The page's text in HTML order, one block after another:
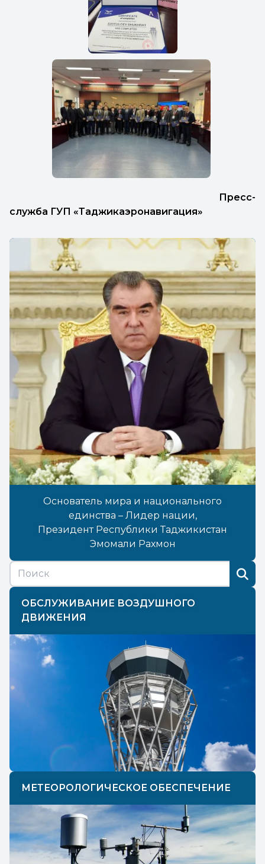
Пресс-
служба ГУП «Таджикаэронавигация»
Основатель мира и национального
единства – Лидер нации,
Президент Республики Таджикистан
Эмомали Рахмон
ОБСЛУЖИВАНИЕ ВОЗДУШНОГО
ДВИЖЕНИЯ
МЕТЕОРОЛОГИЧЕСКОЕ ОБЕСПЕЧЕНИЕ